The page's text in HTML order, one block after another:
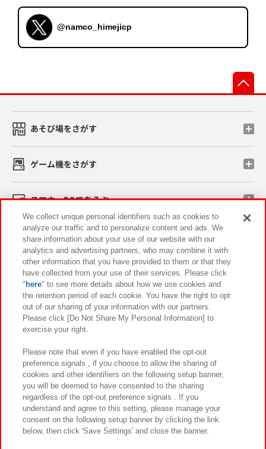
@namco_himejicp
あそび場をさがす
ゲーム機をさがす
スマホ・PCであそぶ
イベント・キャンペーン
関連会社 サステナビリティ サイトポリシー
プライバシーポリシー ウェブアクセシビリティ方針と検証結果
お取引先さまとともに
カスタマーハラスメント対応方針 よくあるご質問・お問い合わせ
©Bandai Namco Amusement Inc.
We collect unique personal identifiers such as cookies to
analyze our traffic and to personalize content and ads. We
share information about your use of our website with our
analytics and advertising partners, who may combine it with
other information that you have provided to them or that they
have collected from your use of their services. Please click
" here" to see more details about how we use cookies and
the retention period of each cookie. You have the right to opt
out of our sharing of your information with our partners.
Please click [Do Not Share My Personal Information] to
exercise your right.
Please note that even if you have enabled the opt-out
preference signals , if you choose to allow the sharing of
cookies and other identifiers on the following setup banner,
you will be deemed to have consented to the sharing
regardless of the opt-out preference signals . If you
understand and agree to this setting, please manage your
consent on the following setup banner by clicking the link
below, then click 'Save Settings' and close the banner.